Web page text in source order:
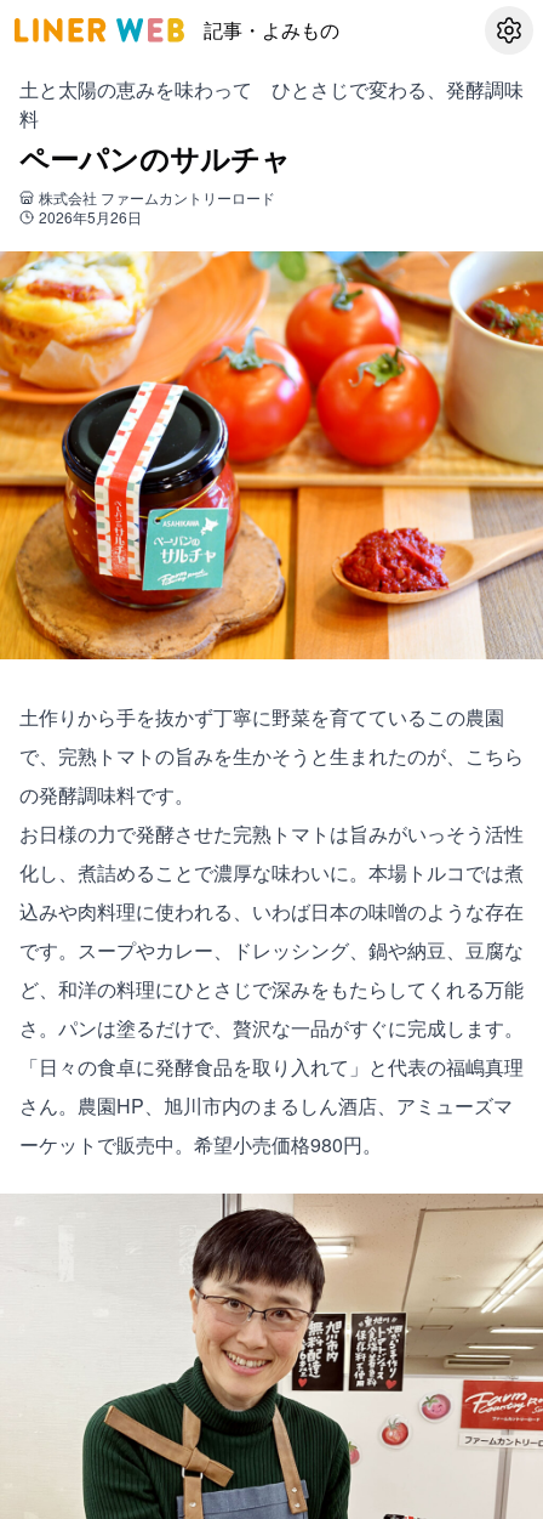
記事・よみもの 設定
土と太陽の恵みを味わって ひとさじで変わる、発酵調味
料
ペーパンのサルチャ
株式会社 ファームカントリーロード
2026年5月26日
土作りから手を抜かず丁寧に野菜を育てているこの農園
で、完熟トマトの旨みを生かそうと生まれたのが、こちら
の発酵調味料です。
お日様の力で発酵させた完熟トマトは旨みがいっそう活性
化し、煮詰めることで濃厚な味わいに。本場トルコでは煮
込みや肉料理に使われる、いわば日本の味噌のような存在
です。スープやカレー、ドレッシング、鍋や納豆、豆腐な
ど、和洋の料理にひとさじで深みをもたらしてくれる万能
さ。パンは塗るだけで、贅沢な一品がすぐに完成します。
「日々の食卓に発酵食品を取り入れて」と代表の福嶋真理
さん。農園HP、旭川市内のまるしん酒店、アミューズマ
ーケットで販売中。希望小売価格980円。